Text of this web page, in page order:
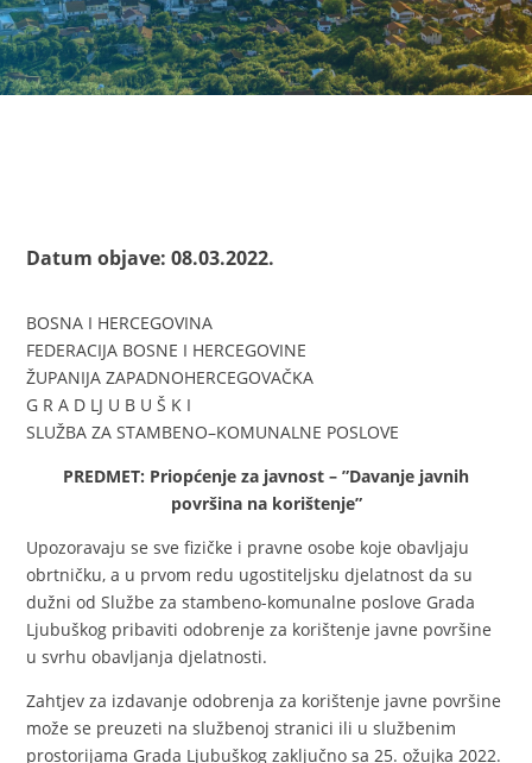
Datum objave: 08.03.2022.
BOSNA I HERCEGOVINA
FEDERACIJA BOSNE I HERCEGOVINE
ŽUPANIJA ZAPADNOHERCEGOVAČKA
G R A D LJ U B U Š K I
SLUŽBA ZA STAMBENO–KOMUNALNE POSLOVE
PREDMET: Priopćenje za javnost – ”Davanje javnih
površina na korištenje”
Upozoravaju se sve fizičke i pravne osobe koje obavljaju
obrtničku, a u prvom redu ugostiteljsku djelatnost da su
dužni od Službe za stambeno-komunalne poslove Grada
Ljubuškog pribaviti odobrenje za korištenje javne površine
u svrhu obavljanja djelatnosti.
Zahtjev za izdavanje odobrenja za korištenje javne površine
može se preuzeti na službenoj stranici ili u službenim
prostorijama Grada Ljubuškog zaključno sa 25. ožujka 2022.